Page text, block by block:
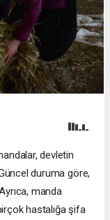
devletin
duruma göre,
manda
hastalığa şifa